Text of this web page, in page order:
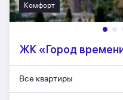
Комфорт
ЖК «Город
Все квартиры